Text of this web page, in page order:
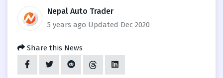
Nepal Auto Trader
5 years ago Updated Dec 2020
Share this News